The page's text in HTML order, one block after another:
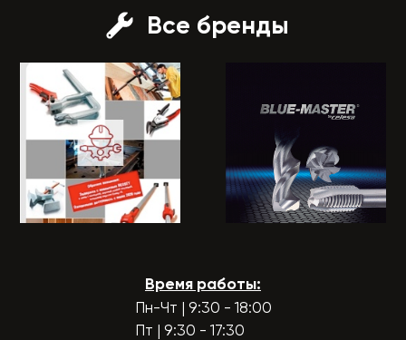
Все бренды
Время работы:
Пн-Чт | 9:30 - 18:00
Пт | 9:30 - 17:30